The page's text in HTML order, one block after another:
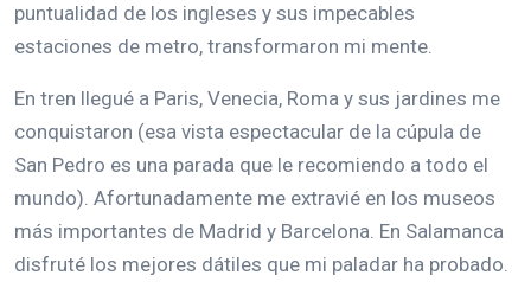
puntualidad de los ingleses y sus impecables
estaciones de metro, transformaron mi mente.
En tren llegué a Paris, Venecia, Roma y sus jardines me
conquistaron (esa vista espectacular de la cúpula de
San Pedro es una parada que le recomiendo a todo el
mundo). Afortunadamente me extravié en los museos
más importantes de Madrid y Barcelona. En Salamanca
disfruté los mejores dátiles que mi paladar ha probado.